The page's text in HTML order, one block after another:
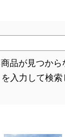
品が見つから
入力して検索